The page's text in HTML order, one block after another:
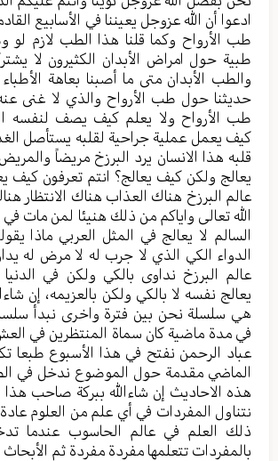
ادعوا أن الله عزوجل يعيننا في الأسابيع
طب الأرواح وكما قلنا هذا الطب لازم لو
طبية حول امراض الأبدان الكثيرون لا
والطب الأبدان متى ما أصبنا بعاهة
حديثنا حول طب الأرواح والذي لا غنى
طب الأرواح ولا يعلم كيف يصف لنفسه
كيف يعمل عملية جراحية لقلبه يستأصل
قلبه هذا الانسان يرد البرزخ مريضاً
يعالج ولكن كيف يعالج؟ انتم تعرفون كيف
عالم البرزخ هناك العذاب هناك الانتظار
الله تعالى واياكم من ذلك هنيئا لمن مات في
السالم لا يعالج في المثل العربي ماذا
الدواء الكي الذي لا جرب له لا مرض له
عالم البرزخ نداوى بالكي ولكن في الدنيا
يعالج نفسه لا بالكي ولكن بالعزيمه، إن
هي سلسلة نحن بين فترة واخرى نبدأ
في مدة ماضية كان سماة المنتظرين في
عباد الرحمن نفتح في هذا الأسبوع طبعا
الماضي مقدمة حول الموضوع ندخل في
هذه الاحاديث إن شاءالله ببركة صاحب هذا
نتناول المفردات في أي علم من العلوم
ذلك العلم في عالم الحاسوب عندما
بالمفردات تتعلمها مفردة مفردة ثم الأبحاث